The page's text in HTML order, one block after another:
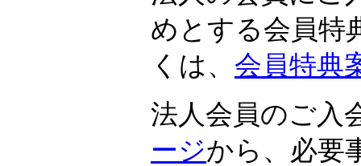
めとする会員特
くは、 会員特典
法人会員のご入
ージから、必要